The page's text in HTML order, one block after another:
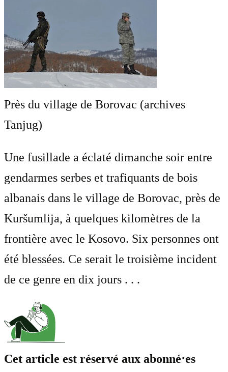
Près du village de Borovac (archives
Tanjug)
Une fusillade a éclaté dimanche soir entre
gendarmes serbes et trafiquants de bois
albanais dans le village de Borovac, près de
Kuršumlija, à quelques kilomètres de la
frontière avec le Kosovo. Six personnes ont
été blessées. Ce serait le troisième incident
de ce genre en dix jours . . .
Cet article est réservé aux abonné⋅es